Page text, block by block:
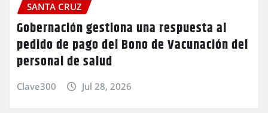
SANTA CRUZ
Gobernación gestiona una respuesta al
pedido de pago del Bono de Vacunación del
personal de salud
Clave300 Jul 28, 2026